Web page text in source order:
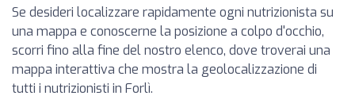
Se desideri localizzare rapidamente ogni nutrizionista su
una mappa e conoscerne la posizione a colpo d'occhio,
scorri fino alla fine del nostro elenco, dove troverai una
mappa interattiva che mostra la geolocalizzazione di
tutti i nutrizionisti in Forlì.